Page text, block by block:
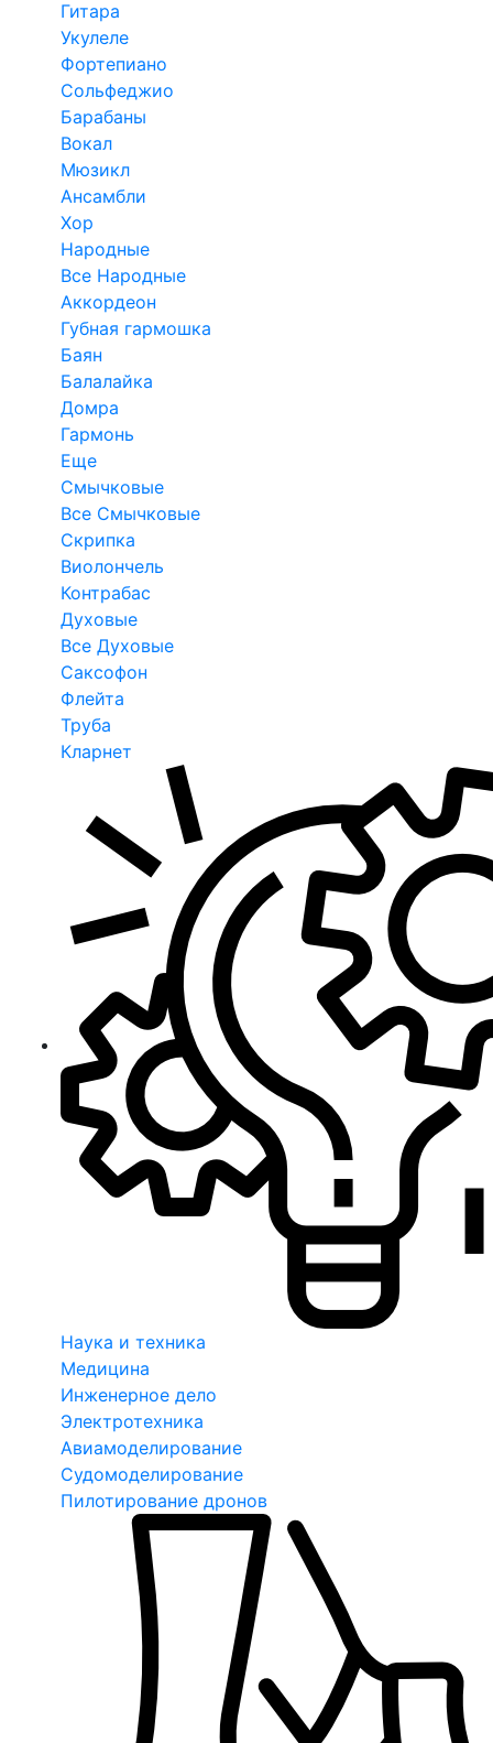
Гитара
Укулеле
Фортепиано
Сольфеджио
Барабаны
Вокал
Мюзикл
Ансамбли
Хор
Народные
Все Народные
Аккордеон
Губная гармошка
Баян
Балалайка
Домра
Гармонь
Еще
Смычковые
Все Смычковые
Скрипка
Виолончель
Контрабас
Духовые
Все Духовые
Саксофон
Флейта
Труба
Кларнет
Наука и техника
Медицина
Инженерное дело
Электротехника
Авиамоделирование
Судомоделирование
Пилотирование дронов